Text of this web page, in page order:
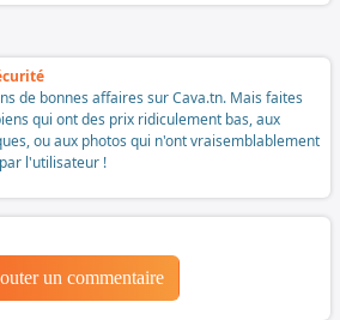
de bonnes affaires sur Cava.tn. Mais faites
qui ont des prix ridiculement bas, aux
ou aux photos qui n'ont vraisemblablement
l'utilisateur !
un commentaire